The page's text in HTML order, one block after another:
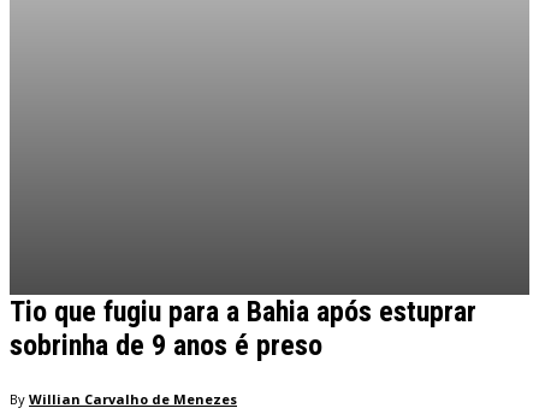
Tio que fugiu para a Bahia após estuprar
sobrinha de 9 anos é preso
By Willian Carvalho de Menezes